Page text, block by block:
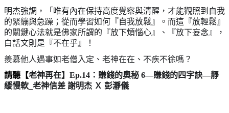
明杰強調，「唯有內在保持高度覺察與清醒，才能觀照到自我
的緊繃與急躁；從而學習如何『自我放鬆』。而這『放輕鬆』
的關鍵心法就是佛家所謂的『放下煩惱心』、『放下妄念』，
白話文則是『不在乎』！
羨慕他人遇事如老僧入定、老神在在、不疾不徐嗎？
請聽【老神再在】 Ep.14 ：賺錢的奧秘 6—賺錢的四字訣—靜
緩慢軟 老神信差 謝明杰 Ｘ 彭瀞儀